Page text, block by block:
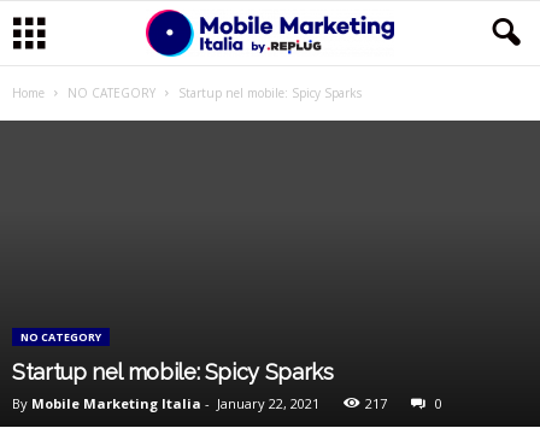
Home NO CATEGORY Startup nel mobile: Spicy Sparks
NO CATEGORY
Startup nel mobile: Spicy Sparks
By Mobile Marketing Italia - January 22, 2021 217 0